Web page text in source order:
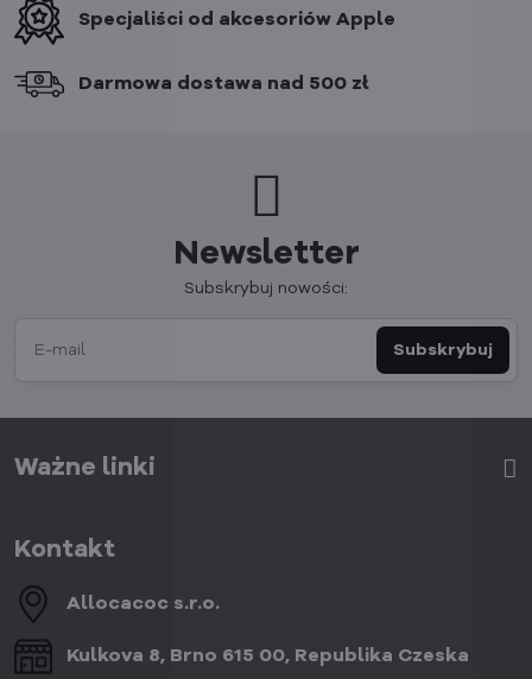
Specjaliści od akcesoriów Apple
Darmowa dostawa nad 500 zł
Newsletter
Subskrybuj nowości:
Subskrybuj
Ważne linki
Kontakt
Allocacoc s​.r​.o​.
Kulkova 8, Brno 615 00, Republika Czeska